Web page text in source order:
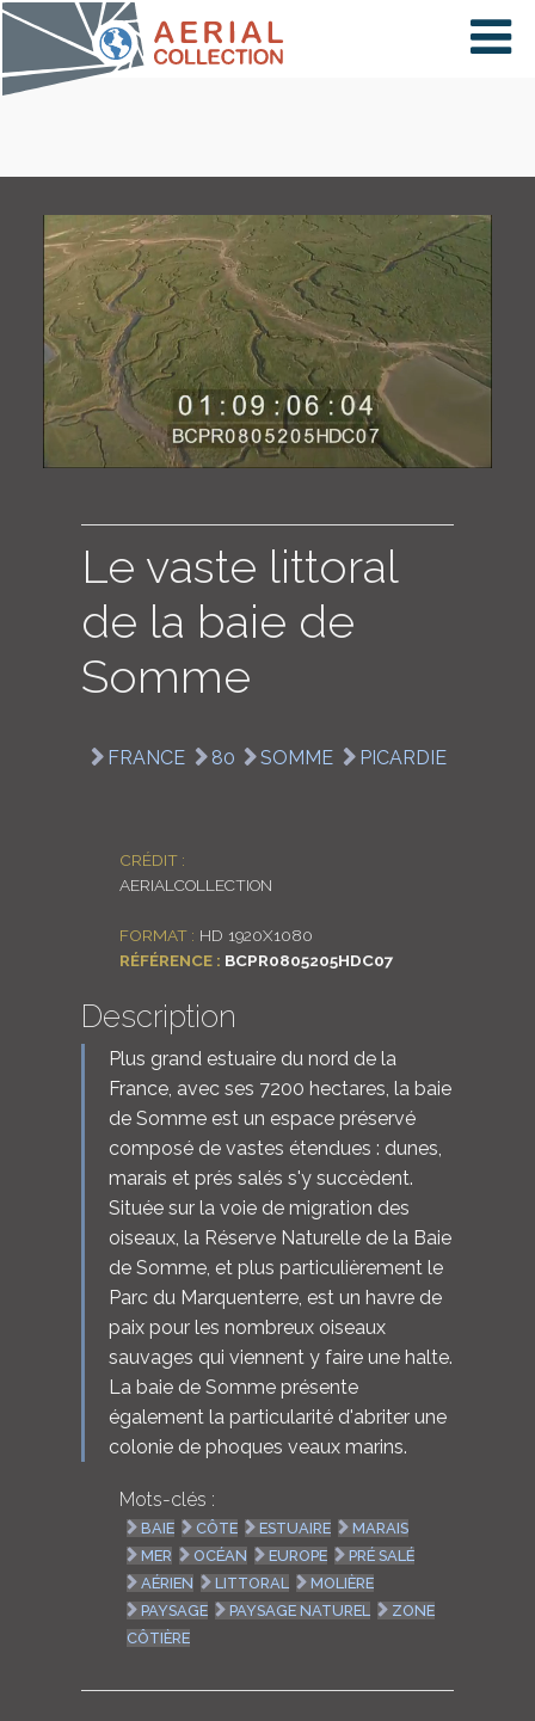
×
PAYS
CARTE
COLLECTIONS
LOGIN
Le vaste littoral
de la baie de
Somme
FRANCE 80 SOMME PICARDIE
CRÉDIT :
AERIALCOLLECTION
FORMAT : HD 1920X1080
RÉFÉRENCE : BCPR0805205HDC07
Description
Plus grand estuaire du nord de la
France, avec ses 7200 hectares, la baie
de Somme est un espace préservé
composé de vastes étendues : dunes,
marais et prés salés s'y succèdent.
Située sur la voie de migration des
oiseaux, la Réserve Naturelle de la Baie
de Somme, et plus particulièrement le
Parc du Marquenterre, est un havre de
paix pour les nombreux oiseaux
sauvages qui viennent y faire une halte.
La baie de Somme présente
également la particularité d'abriter une
colonie de phoques veaux marins.
Mots-clés :
BAIE CÔTE ESTUAIRE
MARAIS
MER
OCÉAN EUROPE
PRÉ SALÉ
AÉRIEN
LITTORAL
MOLIÈRE
PAYSAGE
PAYSAGE NATUREL
ZONE
CÔTIÈRE